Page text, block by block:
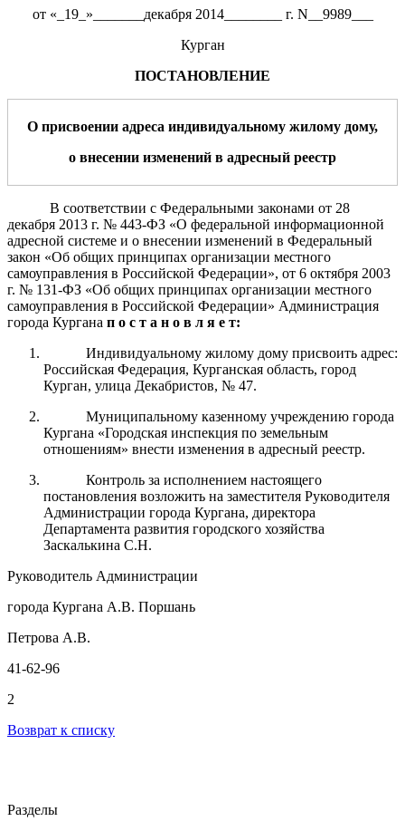
от «_19_»_______декабря 2014________ г. N__9989___
Курган
ПОСТАНОВЛЕНИЕ
О присвоении адреса индивидуальному жилому дому,
о внесении изменений в адресный реестр
В соответствии с Федеральными законами от 28
декабря 2013 г. № 443-ФЗ «О федеральной информационной
адресной системе и о внесении изменений в Федеральный
закон «Об общих принципах организации местного
самоуправления в Российской Федерации», от 6 октября 2003
г. № 131-ФЗ «Об общих принципах организации местного
самоуправления в Российской Федерации» Администрация
города Кургана п о с т а н о в л я е т:
Индивидуальному жилому дому присвоить адрес:
Российская Федерация, Курганская область, город
Курган, улица Декабристов, № 47.
Муниципальному казенному учреждению города
Кургана «Городская инспекция по земельным
отношениям» внести изменения в адресный реестр.
Контроль за исполнением настоящего
постановления возложить на заместителя Руководителя
Администрации города Кургана, директора
Департамента развития городского хозяйства
Заскалькина С.Н.
Руководитель Администрации
города Кургана А.В. Поршань
Петрова А.В.
41-62-96
2
Возврат к списку
Разделы